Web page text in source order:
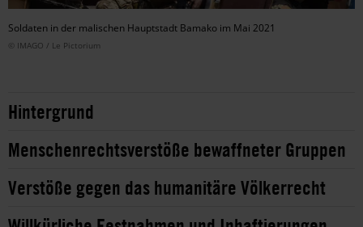
Soldaten in der malischen Hauptstadt Bamako im Mai 2021
© IMAGO / Le Pictorium
Hintergrund
Menschenrechtsverstöße bewaffneter Gruppen
Verstöße gegen das humanitäre Völkerrecht